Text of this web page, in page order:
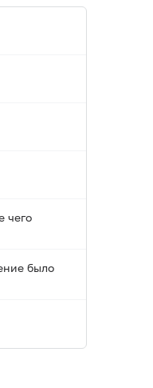
чего
было